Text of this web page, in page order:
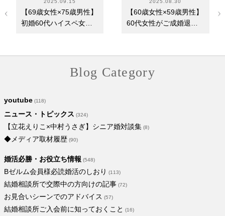
2025.09.15
【69歳女性×75歳男性】
初婚60代ハイスペ女性
2025.08.30
【60歳女性×59歳男性】
60代女性がご成婚退
Blog Category
youtube (118)
ニュース・トピックス (324)
【立花えりこ×中村うさぎ】シニア婚対談集 (8)
◆メディア取材履歴 (90)
婚活必勝・お役立ち情報 (548)
Bゼルム会員様必読婚活のしおり (113)
結婚相談所で交際中の方向けの記事 (72)
お見合いシーンでのアドバイス (57)
結婚相談所ご入会前に知っておくこと (16)